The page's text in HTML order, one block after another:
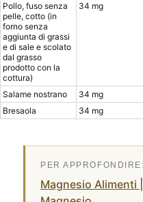
Pollo, fuso senza
pelle, cotto (in
forno senza
aggiunta di grassi
e di sale e scolato
dal grasso
prodotto con la
cottura)
34 mg
Salame nostrano 34 mg
Bresaola
34 mg
Magnesio Alimenti